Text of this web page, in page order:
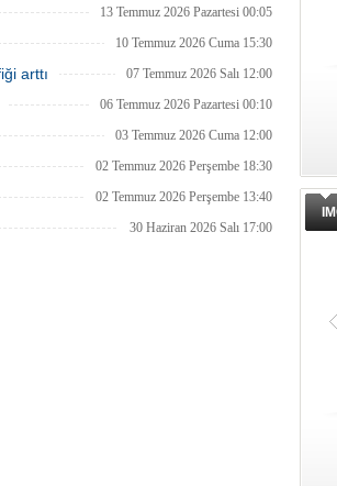
13 Temmuz 2026 Pazartesi 00:05
10 Temmuz 2026 Cuma 15:30
arttı 07 Temmuz 2026 Salı 12:00
06 Temmuz 2026 Pazartesi 00:10
03 Temmuz 2026 Cuma 12:00
02 Temmuz 2026 Perşembe 18:30
02 Temmuz 2026 Perşembe 13:40
30 Haziran 2026 Salı 17:00